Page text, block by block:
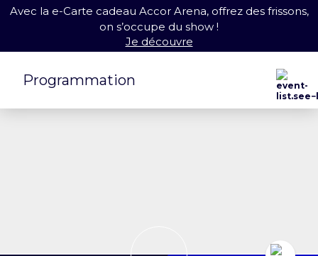
Avec la e-Carte cadeau Accor Arena, offrez des frissons,
on s’occupe du show !
Je découvre
Programmation